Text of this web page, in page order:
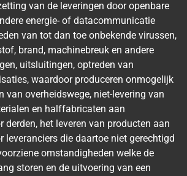
van de leveringen door openbare
energie- of datacommunicatie
van tot dan toe onbekende virussen,
brand, machinebreuk en andere
uitsluitingen, optreden van
waardoor produceren onmogelijk
van overheidswege, niet-levering van
en halffabricaten aan
derden, het leveren van producten aan
leveranciers die daartoe niet gerechtigd
omstandigheden welke de
storen en de uitvoering van een